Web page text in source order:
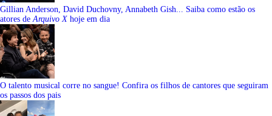
Gillian Anderson, David Duchovny, Annabeth Gish... Saiba como estão os
atores de Arquivo X hoje em dia
O talento musical corre no sangue! Confira os filhos de cantores que seguiram
os passos dos pais